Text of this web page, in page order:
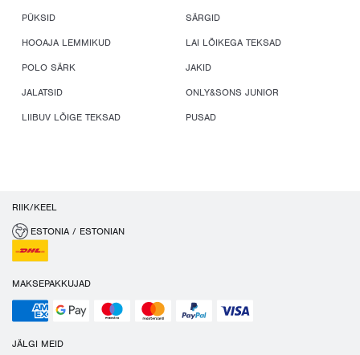
PÜKSID
SÄRGID
HOOAJA LEMMIKUD
LAI LÕIKEGA TEKSAD
POLO SÄRK
JAKID
JALATSID
ONLY&SONS JUNIOR
LIIBUV LÕIGE TEKSAD
PUSAD
RIIK/KEEL
ESTONIA / ESTONIAN
MAKSEPAKKUJAD
JÄLGI MEID